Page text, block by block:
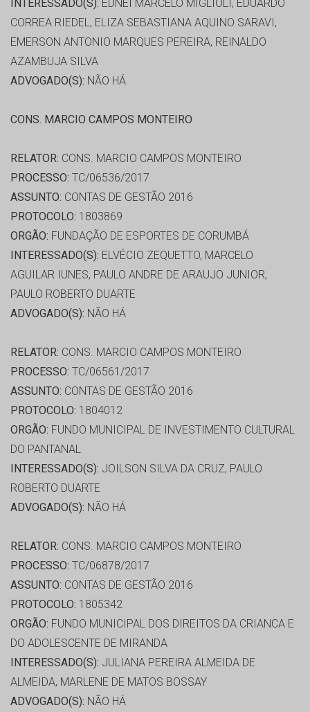
INTERESSADO(S): EDNEI MARCELO MIGLIOLI, EDUARDO
CORREA RIEDEL, ELIZA SEBASTIANA AQUINO SARAVI,
EMERSON ANTONIO MARQUES PEREIRA, REINALDO
AZAMBUJA SILVA
ADVOGADO(S): NÃO HÁ
CONS. MARCIO CAMPOS MONTEIRO
RELATOR: CONS. MARCIO CAMPOS MONTEIRO
PROCESSO: TC/06536/2017
ASSUNTO: CONTAS DE GESTÃO 2016
PROTOCOLO: 1803869
ORGÃO: FUNDAÇÃO DE ESPORTES DE CORUMBÁ
INTERESSADO(S): ELVÉCIO ZEQUETTO, MARCELO
AGUILAR IUNES, PAULO ANDRE DE ARAUJO JUNIOR,
PAULO ROBERTO DUARTE
ADVOGADO(S): NÃO HÁ
RELATOR: CONS. MARCIO CAMPOS MONTEIRO
PROCESSO: TC/06561/2017
ASSUNTO: CONTAS DE GESTÃO 2016
PROTOCOLO: 1804012
ORGÃO: FUNDO MUNICIPAL DE INVESTIMENTO CULTURAL
DO PANTANAL
INTERESSADO(S): JOILSON SILVA DA CRUZ, PAULO
ROBERTO DUARTE
ADVOGADO(S): NÃO HÁ
RELATOR: CONS. MARCIO CAMPOS MONTEIRO
PROCESSO: TC/06878/2017
ASSUNTO: CONTAS DE GESTÃO 2016
PROTOCOLO: 1805342
ORGÃO: FUNDO MUNICIPAL DOS DIREITOS DA CRIANCA E
DO ADOLESCENTE DE MIRANDA
INTERESSADO(S): JULIANA PEREIRA ALMEIDA DE
ALMEIDA, MARLENE DE MATOS BOSSAY
ADVOGADO(S): NÃO HÁ